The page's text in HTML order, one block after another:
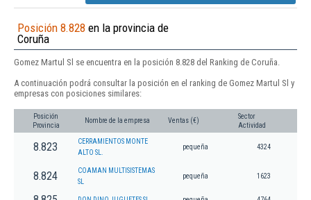
Posición 8.828 en la provincia de
Coruña
Gomez Martul Sl se encuentra en la posición 8.828 del Ranking de Coruña.
A continuación podrá consultar la posición en el ranking de Gomez Martul Sl y
empresas con posiciones similares:
Posición
Provincia
Nombre de la empresa Ventas (€)
Sector
Actividad
8.823
CERRAMIENTOS MONTE
ALTO SL.
pequeña 4324
8.824
COAMAN MULTISISTEMAS
SL
pequeña 1623